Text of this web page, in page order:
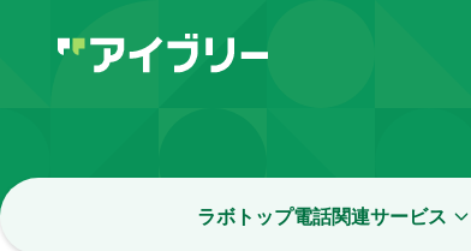
ラボトップ電話関連サービス